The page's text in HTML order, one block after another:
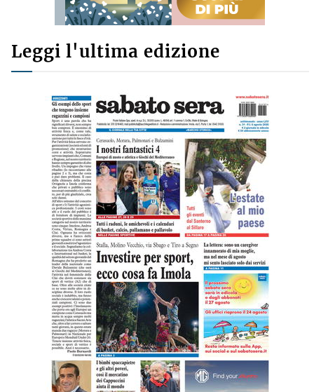
Leggi l'ultima edizione